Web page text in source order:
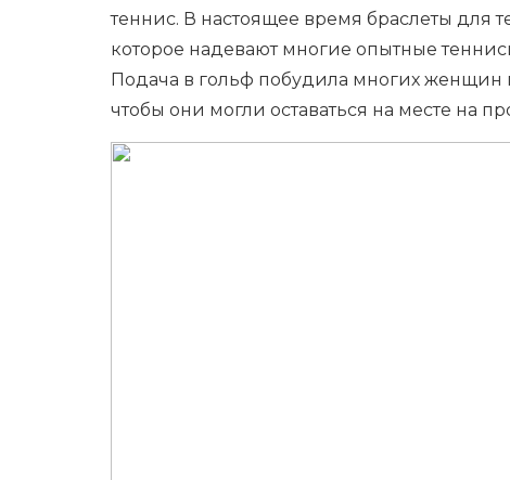
теннис. В настоящее время браслеты
которое надевают многие опытные
Подача в гольф побудила многих женщин
чтобы они могли оставаться на месте на